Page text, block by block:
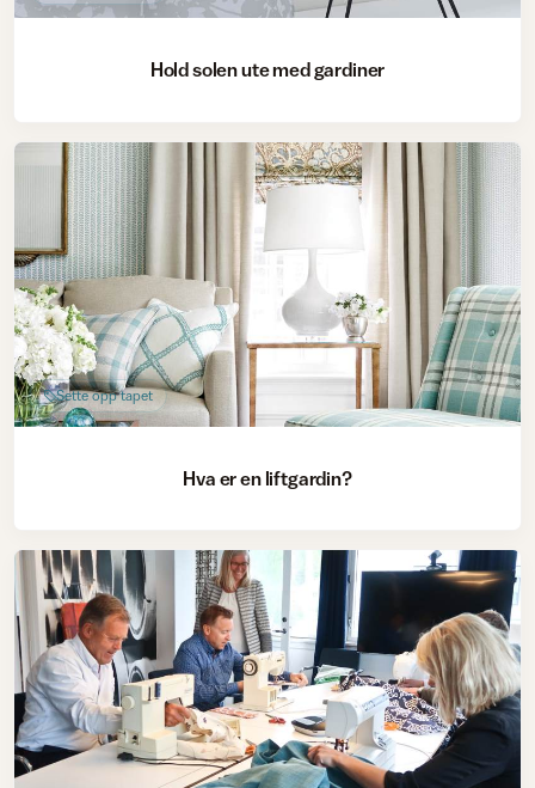
Hold solen ute med gardiner
Sette opp tapet
Hva er en liftgardin?